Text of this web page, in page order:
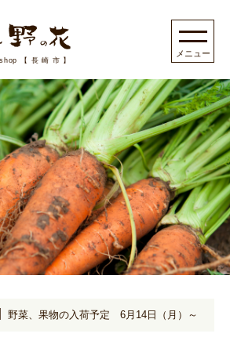
【長崎市】
野菜、果物の入荷予定 6月14日（月）～